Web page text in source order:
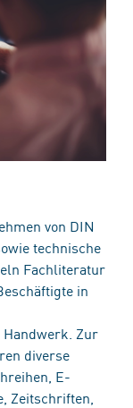
von DIN
technische
Fachliteratur
in
Zur
diverse
E-
Zeitschriften,